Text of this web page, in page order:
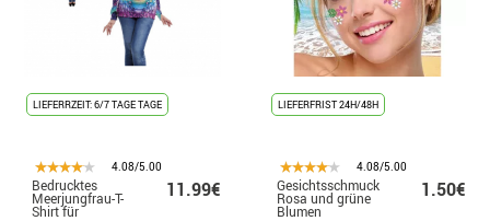
LIEFERRZEIT: 6/7 TAGE TAGE
4.08/5.00
Bedrucktes
Meerjungfrau-T-
Shirt für
11.99€
LIEFERFRIST 24H/48H
4.08/5.00
Gesichtsschmuck
Rosa und grüne
Blumen
1.50€